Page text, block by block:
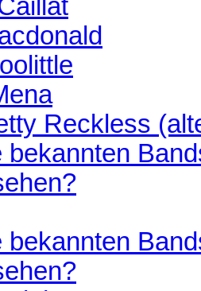
Reckless
bekannten
bekannten